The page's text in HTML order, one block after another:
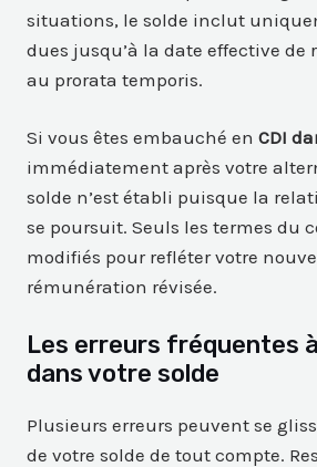
situations, le solde inclut
dues jusqu’à la date effective de
au prorata temporis.
Si vous êtes embauché enCDI
immédiatement après votre
solde n’est établi puisque la
se poursuit. Seuls les termes du
modifiés pour refléter votre
rémunération révisée.
Les erreurs fréquentes
dans votre solde
Plusieurs erreurs peuvent se
de votre solde de tout compte.